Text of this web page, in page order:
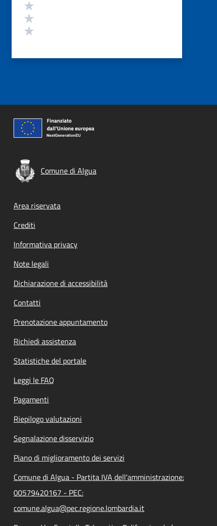
Comune di Algua
Footer menu
Area riservata
Crediti
Informativa privacy
Note legali
Dichiarazione di accessibilità
Contatti
Prenotazione appuntamento
Richiedi assistenza
Statistiche del portale
Leggi le FAQ
Pagamenti
Riepilogo valutazioni
Segnalazione disservizio
Piano di miglioramento dei servizi
Comune di Algua - Partita IVA dell'amministrazione:
00579420167 - PEC:
comune.algua@pec.regione.lombardia.it